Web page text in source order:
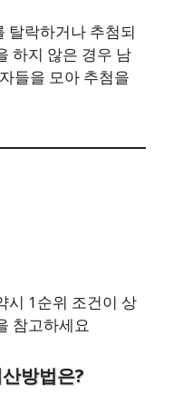
탈락하거나 추첨되
하지 않은 경우 남
들을 모아 추첨을
시 1순위 조건이 상
참고하세요
방법은?